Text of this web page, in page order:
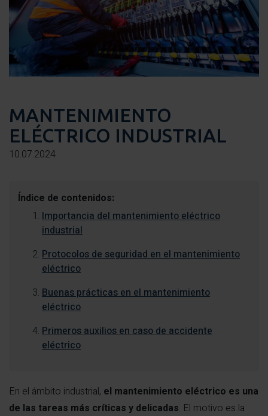
MANTENIMIENTO
ELÉCTRICO INDUSTRIAL
10.07.2024
Índice de contenidos:
Importancia del mantenimiento eléctrico
industrial
Protocolos de seguridad en el mantenimiento
eléctrico
Buenas prácticas en el mantenimiento
eléctrico
Primeros auxilios en caso de accidente
eléctrico
En el ámbito industrial, el mantenimiento eléctrico es una
de las tareas más críticas y delicadas. El motivo es la